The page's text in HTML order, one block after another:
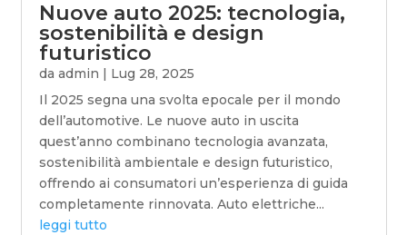
Nuove auto 2025: tecnologia,
sostenibilità e design
futuristico
daadmin | Lug 28, 2025
Il 2025 segna una svolta epocale per il mondo
dell’automotive. Le nuove auto in uscita
quest’anno combinano tecnologia avanzata,
sostenibilità ambientale e design futuristico,
offrendo ai consumatori un’esperienza di guida
completamente rinnovata. Auto elettriche...
leggi tutto